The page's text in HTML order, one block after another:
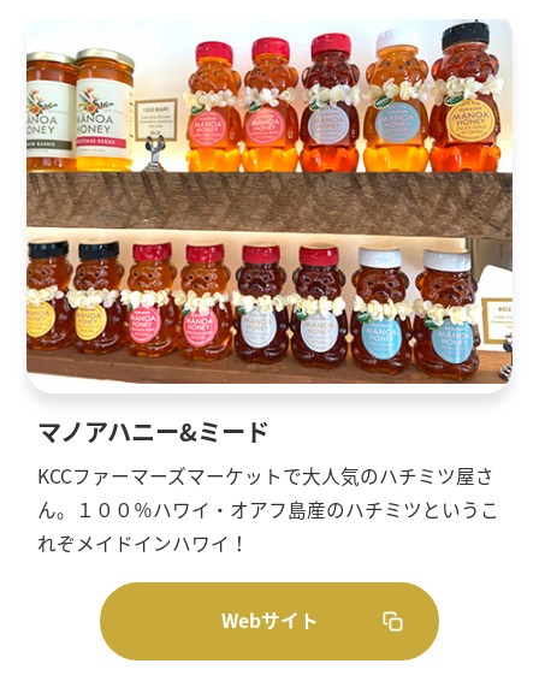
マノアハニー&ミード
KCCファーマーズマーケットで大人気のハチミツ屋さ
ん。１００％ハワイ・オアフ島産のハチミツというこ
れぞメイドインハワイ！
Webサイト